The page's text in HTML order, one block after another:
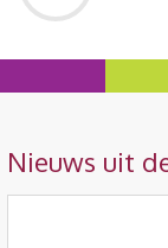
Nieuws uit